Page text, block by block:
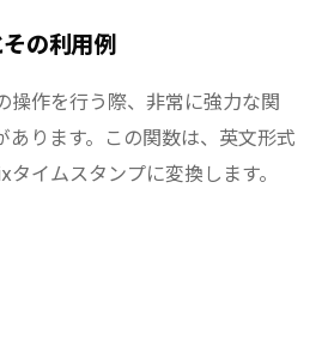
の利用例
操作を行う際、非常に強力な関
ります。この関数は、英文形式
イムスタンプに変換します。